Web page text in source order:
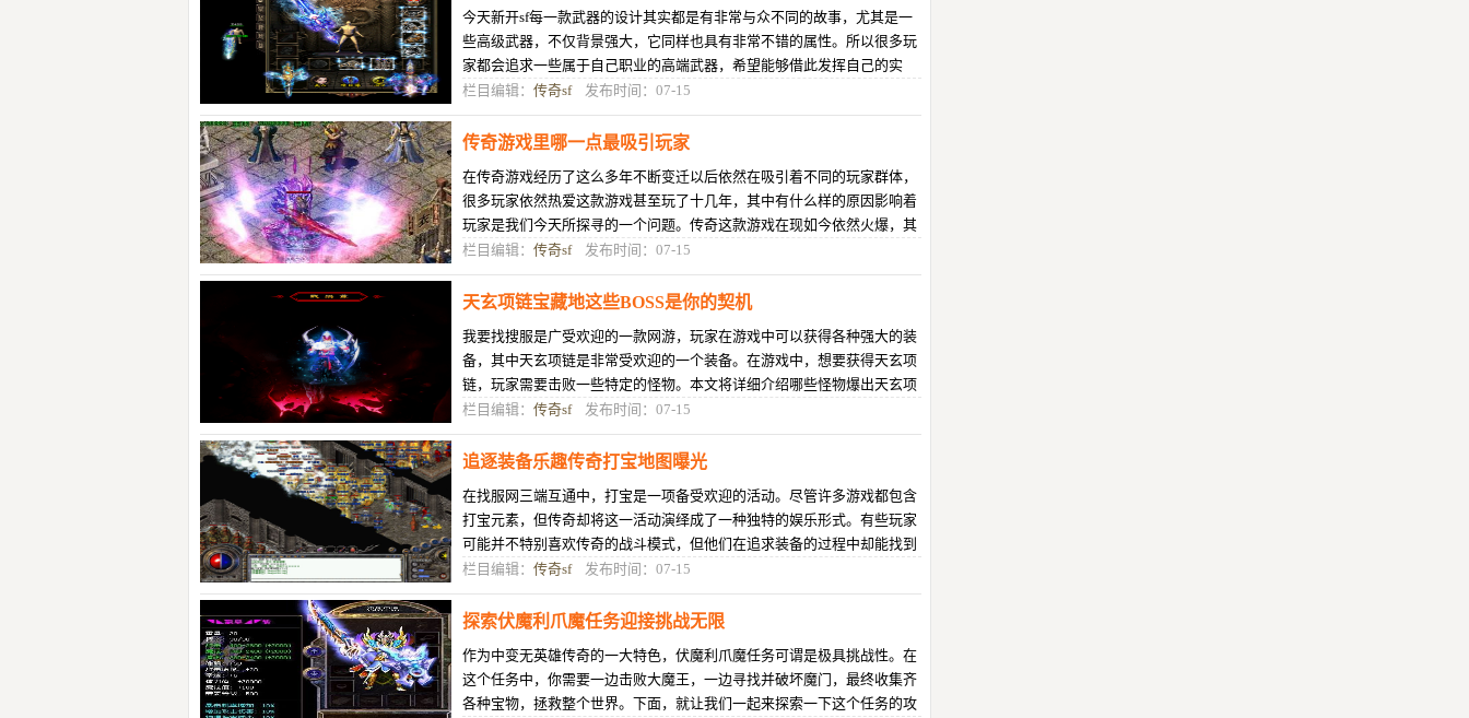
今天新开sf每一款武器的设计其实都是有非常与众不同的故事，尤其是一
些高级武器，不仅背景强大，它同样也具有非常不错的属性。所以很多玩
家都会追求一些属于自己职业的高端武器，希望能够借此发挥自己的实
力。适合法师使用的武器有很多，而
栏目编辑： 传奇sf发布时间：07-15
传奇游戏里哪一点最吸引玩家
在传奇游戏经历了这么多年不断变迁以后依然在吸引着不同的玩家群体，
很多玩家依然热爱这款游戏甚至玩了十几年，其中有什么样的原因影响着
玩家是我们今天所探寻的一个问题。传奇这款游戏在现如今依然火爆，其
中无论是还在副本内容的优化还是
栏目编辑： 传奇sf发布时间：07-15
天玄项链宝藏地这些BOSS是你的契机
我要找搜服是广受欢迎的一款网游，玩家在游戏中可以获得各种强大的装
备，其中天玄项链是非常受欢迎的一个装备。在游戏中，想要获得天玄项
链，玩家需要击败一些特定的怪物。本文将详细介绍哪些怪物爆出天玄项
链。1. 神秘石像神秘石像是我要
栏目编辑： 传奇sf发布时间：07-15
追逐装备乐趣传奇打宝地图曝光
在找服网三端互通中，打宝是一项备受欢迎的活动。尽管许多游戏都包含
打宝元素，但传奇却将这一活动演绎成了一种独特的娱乐形式。有些玩家
可能并不特别喜欢传奇的战斗模式，但他们在追求装备的过程中却能找到
极大的乐趣。接下来，我将为大家
栏目编辑： 传奇sf发布时间：07-15
探索伏魔利爪魔任务迎接挑战无限
作为中变无英雄传奇的一大特色，伏魔利爪魔任务可谓是极具挑战性。在
这个任务中，你需要一边击败大魔王，一边寻找并破坏魔门，最终收集齐
各种宝物，拯救整个世界。下面，就让我们一起来探索一下这个任务的攻